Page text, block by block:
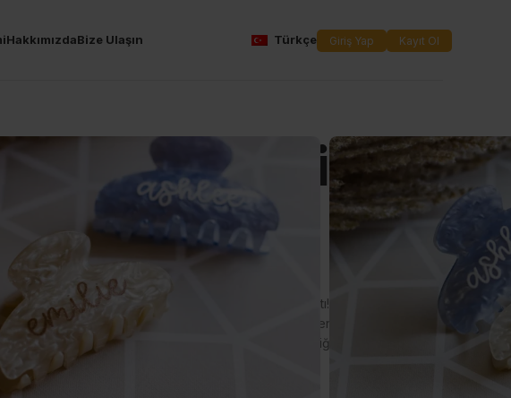
HakkımızdaBize Ulaşın Türkçe Giriş Yap Kayıt Ol
Saç Tokası – Şık ve Özel Aksesuar
bir dokunuş katmak hiç bu kadar kolay olmamıştı!
sadece bir aksesuarla değil, aynı zamanda kendinize özel bir stil
İster adınızı, ister özel bir tarihi, isterseniz de sevdiğiniz bir sembolü bu
size özel olsun.